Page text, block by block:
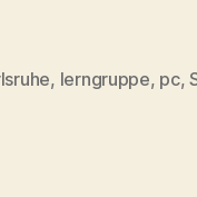
, lerngruppe, pc,